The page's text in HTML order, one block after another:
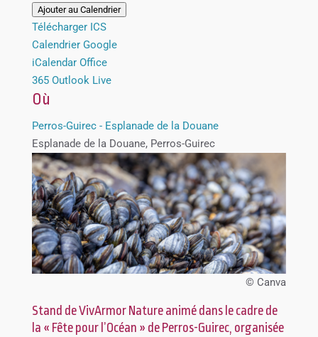
Ajouter au Calendrier
Télécharger ICS
Calendrier Google
iCalendar Office
365 Outlook Live
Où
Perros-Guirec - Esplanade de la Douane
Esplanade de la Douane, Perros-Guirec
© Canva
Stand de VivArmor Nature animé dans le cadre de
la « Fête pour l’Océan » de Perros-Guirec, organisée